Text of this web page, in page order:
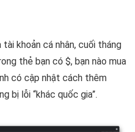
tài khoản cá nhân, cuối tháng
thẻ bạn có $, bạn nào mua
có cập nhật cách thêm
bị lỗi “khác quốc gia”.